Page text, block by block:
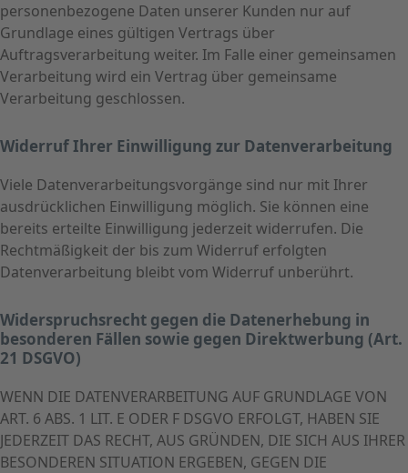
personenbezogene Daten unserer Kunden nur auf
Grundlage eines gültigen Vertrags über
Auftragsverarbeitung weiter. Im Falle einer gemeinsamen
Verarbeitung wird ein Vertrag über gemeinsame
Verarbeitung geschlossen.
Widerruf Ihrer Einwilligung zur Datenverarbeitung
Viele Datenverarbeitungsvorgänge sind nur mit Ihrer
ausdrücklichen Einwilligung möglich. Sie können eine
bereits erteilte Einwilligung jederzeit widerrufen. Die
Rechtmäßigkeit der bis zum Widerruf erfolgten
Datenverarbeitung bleibt vom Widerruf unberührt.
Widerspruchsrecht gegen die Datenerhebung in
besonderen Fällen sowie gegen Direktwerbung (Art.
21 DSGVO)
WENN DIE DATENVERARBEITUNG AUF GRUNDLAGE VON
ART. 6 ABS. 1 LIT. E ODER F DSGVO ERFOLGT, HABEN SIE
JEDERZEIT DAS RECHT, AUS GRÜNDEN, DIE SICH AUS IHRER
BESONDEREN SITUATION ERGEBEN, GEGEN DIE